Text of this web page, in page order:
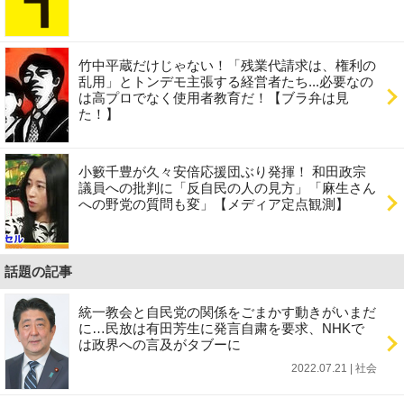
竹中平蔵だけじゃない！「残業代請求は、権利の
乱用」とトンデモ主張する経営者たち...必要なの
は高プロでなく使用者教育だ！【ブラ弁は見
た！】
小籔千豊が久々安倍応援団ぶり発揮！ 和田政宗
議員への批判に「反自民の人の見方」「麻生さん
への野党の質問も変」【メディア定点観測】
話題の記事
統一教会と自民党の関係をごまかす動きがいまだ
に…民放は有田芳生に発言自粛を要求、NHKで
は政界への言及がタブーに
2022.07.21 | 社会